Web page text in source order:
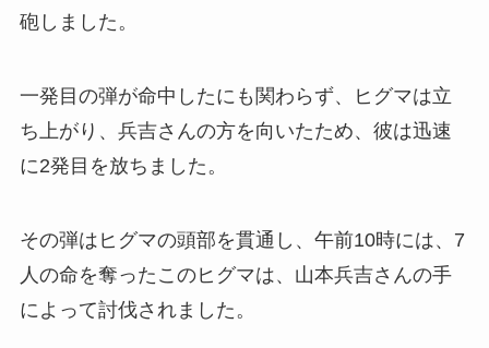
砲しました。
一発目の弾が命中したにも関わらず、ヒグマは立
ち上がり、兵吉さんの方を向いたため、彼は迅速
に2発目を放ちました。
その弾はヒグマの頭部を貫通し、午前10時には、7
人の命を奪ったこのヒグマは、山本兵吉さんの手
によって討伐されました。